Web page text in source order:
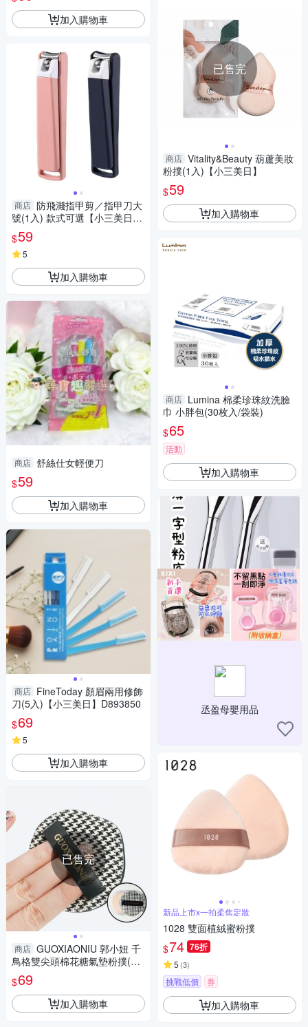
加入購物車
商店 防飛濺指甲剪／指甲刀大
號(1入) 款式可選【小三美日】
DS014956
$59
5
加入購物車
商店 舒絲仕女輕便刀
$59
加入購物車
商店 FineToday 顏眉兩用修飾
刀(5入)【小三美日】D893850
$69
5
加入購物車
已售完
商店 GUOXIAONIU 郭小妞 千
鳥格雙尖頭棉花糖氣墊粉撲(1
入) 款式可選【小三美日】 DS0
20521
$69
加入購物車
已售完
商店 Vitality&Beauty 葫蘆美妝
粉撲(1入)【小三美日】
$59
加入購物車
商店 Lumina 棉柔珍珠紋洗臉
巾 小胖包(30枚入/袋裝)
$65
活動
加入購物車
丞盈母嬰用品
新品上市x一拍柔焦定妝
1028 雙面植絨蜜粉撲
$74 76折
5 (3)
挑戰低價 券
加入購物車